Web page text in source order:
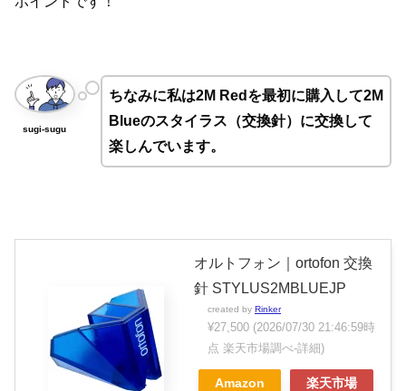
sugi-sugu
ちなみに私は2M Redを最初に購入して2M
Blueのスタイラス（交換針）に交換して
楽しんでいます。
オルトフォン｜ortofon 交換
針 STYLUS2MBLUEJP
created by Rinker
¥27,500 (2026/07/30 21:46:59時
点 楽天市場調べ-詳細)
Amazon 楽天市場